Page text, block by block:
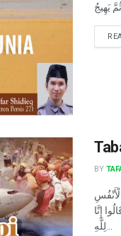
BY
قَالُوا إِنَّا